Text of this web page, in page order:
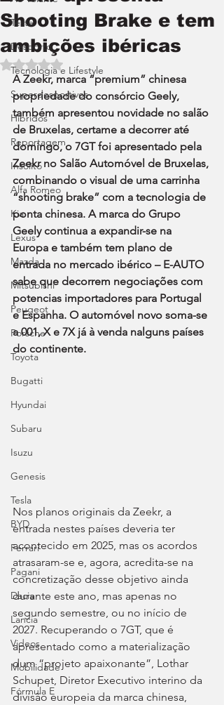
Teste
Desporto
Tecnologia e Lifestyle
Superdesportivos
Híbridos
Reportagem
Insólito
Alfa Romeo
Kia
Lexus
Mazda
Mitsubishi
Peugeot
Porsche
Toyota
Bugatti
Hyundai
Subaru
Isuzu
Genesis
Tesla
BYD
Ferrari
Pagani
Dacia
Lancia
Videos
Mobilidade
Fórmula E
Shooting Brake e tem
ambições ibéricas
Avaliado com NaN de 5 estrelas.
A Zeekr, marca “premium” chinesa
propriedade do consórcio Geely,
também apresentou novidade no salão
de Bruxelas, certame a decorrer até
domingo, o 7GT foi apresentado pela
Zeekr no Salão Automóvel de Bruxelas,
combinando o visual de uma carrinha
“shooting brake” com a tecnologia de
ponta chinesa. A marca do Grupo
Geely continua a expandir-se na
Europa e também tem plano de
entrada no mercado ibérico – E-AUTO
sabe que decorrem negociações com
potencias importadores para Portugal
e Espanha. O automóvel novo soma-se
a 001, X e 7X já à venda nalguns países
do continente.
Nos planos originais da Zeekr, a
entrada nestes países deveria ter
acontecido em 2025, mas os acordos
atrasaram-se e, agora, acredita-se na
concretização desse objetivo ainda
durante este ano, mas apenas no
segundo semestre, ou no início de
2027. Recuperando o 7GT, que é
apresentado como a materialização
dum “projeto apaixonante”, Lothar
Schupet, Diretor Executivo interino da
divisão europeia da marca chinesa,